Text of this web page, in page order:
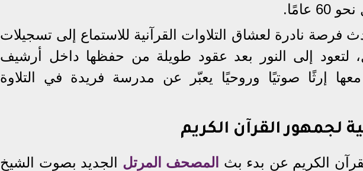
عامًا.
فرصة نادرة لعشاق التلاوات القرآنية للاستماع إلى تسجيلات
لتعود إلى النور بعد عقود طويلة من حفظها داخل أرشيف
معها إرثًا صوتيًا وروحيًا يعبّر عن مدرسة فريدة في التلاوة
لجمهور القرآن الكريم
الكريم عن بدء بث المصحف المرتل الجديد بصوت الشيخ